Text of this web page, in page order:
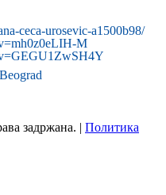
ceca-urosevic-a1500b98/
M
задржана. | Политика